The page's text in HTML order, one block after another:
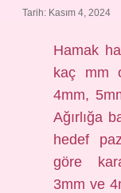
Tarih: Kasım 4, 2024
Hamak
kaç mm
4mm,
Ağırlığa
hedef
göre
3mm ve